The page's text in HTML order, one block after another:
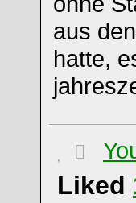
aus
hatte,
Liked